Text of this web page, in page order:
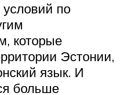
по
которые
Эстонии,
язык. И
больше